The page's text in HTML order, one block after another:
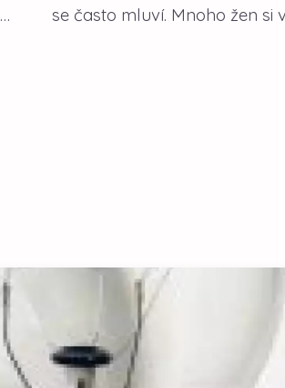
se často mluví. Mnoho žen si